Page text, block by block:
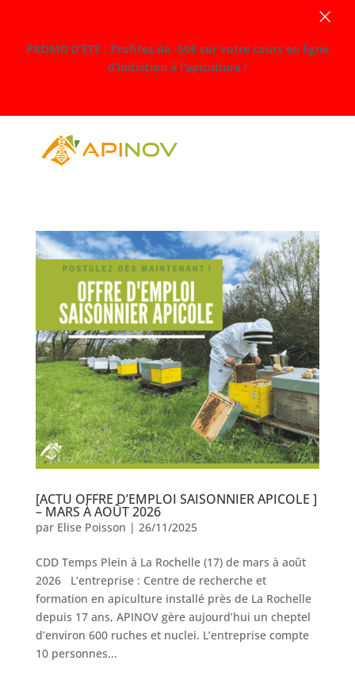
[ACTU OFFRE D’EMPLOI SAISONNIER APICOLE ]
– MARS À AOÛT 2026
par Elise Poisson | 26/11/2025
CDD Temps Plein à La Rochelle (17) de mars à août
2026 L’entreprise : Centre de recherche et
formation en apiculture installé près de La Rochelle
depuis 17 ans, APINOV gère aujourd’hui un cheptel
d’environ 600 ruches et nuclei. L’entreprise compte
10 personnes...
PROMO D’ÉTÉ : Profitez de -50€ sur votre cours en ligne
d’initiation à l’apiculture !
×